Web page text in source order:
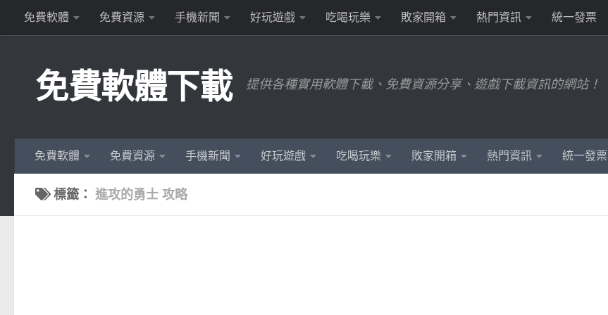
Skip to content
免費軟體 免費資源 手機新聞 好玩遊戲 吃喝玩樂 敗家開箱 熱門資訊 統一發票
免費軟體下載 提供各種實用軟體下載、免費資源分享、遊戲下載資訊的網站！
免費軟體 免費資源 手機新聞 好玩遊戲 吃喝玩樂 敗家開箱 熱門資訊 統一發票
標籤： 進攻的勇士 攻略